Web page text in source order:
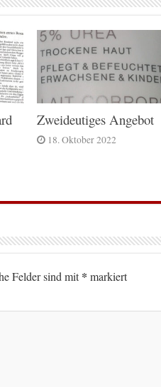
Zweideutiges Angebot
18. Oktober 2022
Felder sind mit* markiert